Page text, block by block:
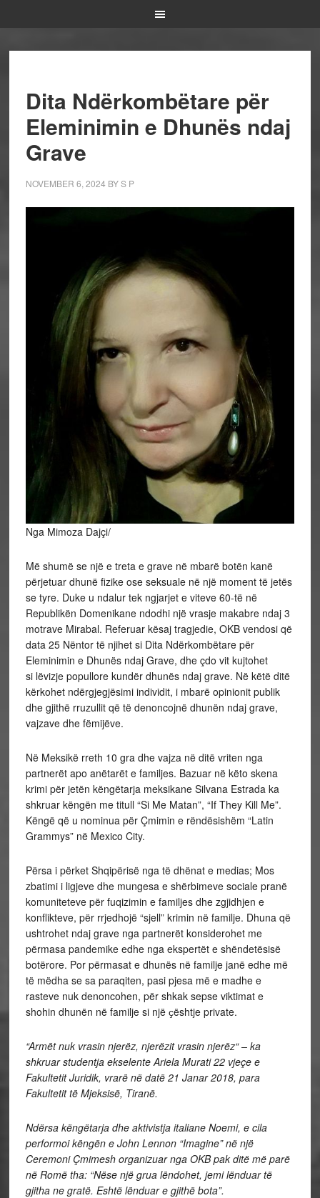
Dita Ndërkombëtare për
Eleminimin e Dhunës ndaj
Grave
NOVEMBER 6, 2024 BYS P
Nga Mimoza Dajçi/
Më shumë se një e treta e grave në mbarë botën kanë
përjetuar dhunë fizike ose seksuale në një moment të jetës
se tyre. Duke u ndalur tek ngjarjet e viteve 60-të në
Republikën Domenikane ndodhi një vrasje makabre ndaj 3
motrave Mirabal. Referuar kësaj tragjedie, OKB vendosi që
data 25 Nëntor të njihet si Dita Ndërkombëtare për
Eleminimin e Dhunës ndaj Grave, dhe çdo vit kujtohet
si lëvizje popullore kundër dhunës ndaj grave. Në këtë ditë
kërkohet ndërgjegjësimi individit, i mbarë opinionit publik
dhe gjithë rruzullit që të denoncojnë dhunën ndaj grave,
vajzave dhe fëmijëve.
Në Meksikë rreth 10 gra dhe vajza në ditë vriten nga
partnerët apo anëtarët e familjes. Bazuar në këto skena
krimi për jetën këngëtarja meksikane Silvana Estrada ka
shkruar këngën me titull “Si Me Matan”, “If They Kill Me”.
Këngë që u nominua për Çmimin e rëndësishëm “Latin
Grammys” në Mexico City.
Përsa i përket Shqipërisë nga të dhënat e medias; Mos
zbatimi i ligjeve dhe mungesa e shërbimeve sociale pranë
komuniteteve për fuqizimin e familjes dhe zgjidhjen e
konflikteve, për rrjedhojë “sjell” krimin në familje. Dhuna që
ushtrohet ndaj grave nga partnerët konsiderohet me
përmasa pandemike edhe nga ekspertët e shëndetësisë
botërore. Por përmasat e dhunës në familje janë edhe më
të mëdha se sa paraqiten, pasi pjesa më e madhe e
rasteve nuk denoncohen, për shkak sepse viktimat e
shohin dhunën në familje si një ҫështje private.
“Armët nuk vrasin njerëz, njerëzit vrasin njerëz“ – ka
shkruar studentja ekselente Ariela Murati 22 vjeçe e
Fakultetit Juridik, vrarë në datë 21 Janar 2018, para
Fakultetit të Mjeksisë, Tiranë.
Ndërsa këngëtarja dhe aktivistja italiane Noemi, e cila
performoi këngën e John Lennon “Imagine” në një
Ceremoni Çmimesh organizuar nga OKB pak ditë më parë
në Romë tha: “Nëse një grua lëndohet, jemi lënduar të
gjitha ne gratë. Eshtë lënduar e gjithë bota”.